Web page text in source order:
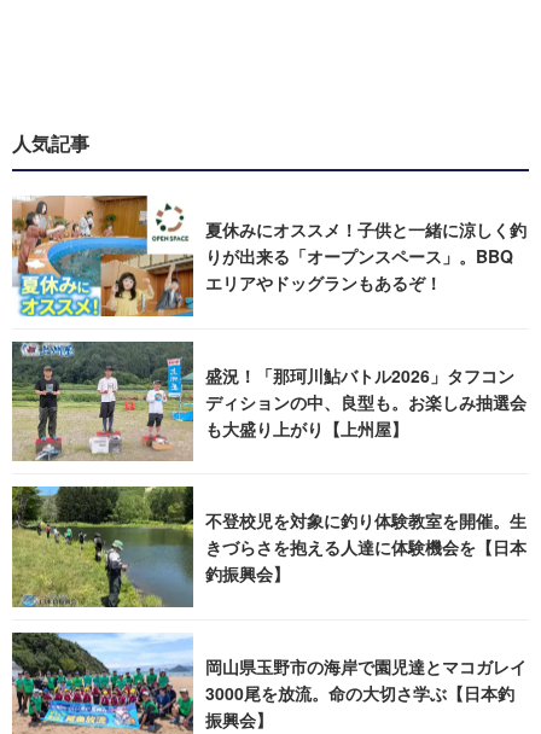
人気記事
夏休みにオススメ！子供と一緒に涼しく釣
りが出来る「オープンスペース」。BBQ
エリアやドッグランもあるぞ！
盛況！「那珂川鮎バトル2026」タフコン
ディションの中、良型も。お楽しみ抽選会
も大盛り上がり【上州屋】
不登校児を対象に釣り体験教室を開催。生
きづらさを抱える人達に体験機会を【日本
釣振興会】
岡山県玉野市の海岸で園児達とマコガレイ
3000尾を放流。命の大切さ学ぶ【日本釣
振興会】